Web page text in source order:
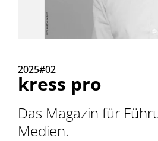
2025#02
kress pro
Das Magazin für
Medien.